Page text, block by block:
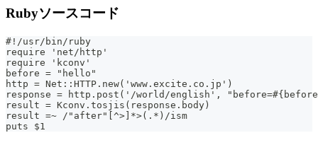
Rubyソースコード
#!/usr/bin/ruby
require 'net/http'
require 'kconv'
before = "hello"
http = Net::HTTP.new('www.excite.co.jp')
response = http.post('/world/english',
result = Kconv.tosjis(response.body)
result =~ /"after"[^>]*>(.*)/ism
puts $1